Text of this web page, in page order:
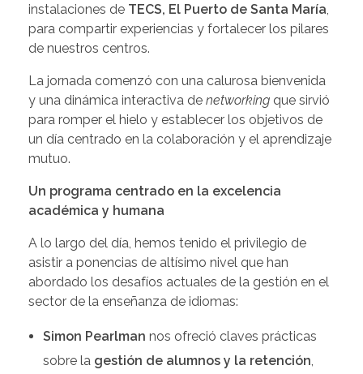
instalaciones de TECS, El Puerto de Santa María,
para compartir experiencias y fortalecer los pilares
de nuestros centros.
La jornada comenzó con una calurosa bienvenida
y una dinámica interactiva de networking que sirvió
para romper el hielo y establecer los objetivos de
un día centrado en la colaboración y el aprendizaje
mutuo.
Un programa centrado en la excelencia
académica y humana
A lo largo del día, hemos tenido el privilegio de
asistir a ponencias de altísimo nivel que han
abordado los desafíos actuales de la gestión en el
sector de la enseñanza de idiomas:
Simon Pearlman nos ofreció claves prácticas
sobre la gestión de alumnos y la retención,